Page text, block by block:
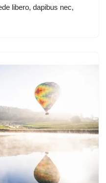
libero, dapibus nec,